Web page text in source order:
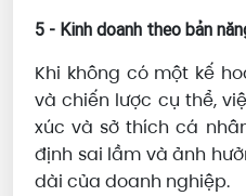
5 - Kinh doanh theo bản
Khi không có một kế
và chiến lược cụ thể,
xúc và sở thích cá
định sai lầm và ảnh
dài của doanh nghiệp.